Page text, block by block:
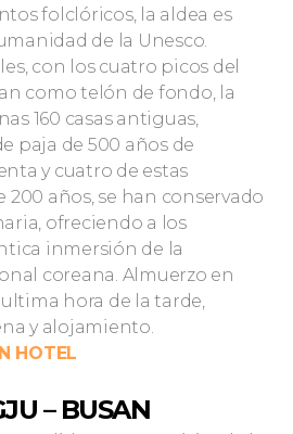
folclóricos, la aldea es
de la Unesco.
con los cuatro picos del
como telón de fondo, la
160 casas antiguas,
paja de 500 años de
y cuatro de estas
200 años, se han conservado
ofreciendo a los
inmersión de la
coreana. Almuerzo en
hora de la tarde,
y alojamiento.
HOTEL
– BUSAN